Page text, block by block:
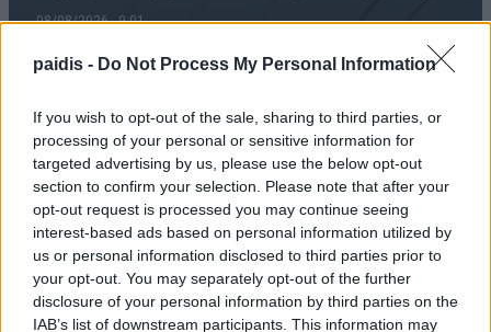
paidis - Do Not Process My Personal Information
If you wish to opt-out of the sale, sharing to third parties, or
processing of your personal or sensitive information for
targeted advertising by us, please use the below opt-out
section to confirm your selection. Please note that after your
opt-out request is processed you may continue seeing
interest-based ads based on personal information utilized by
us or personal information disclosed to third parties prior to
your opt-out. You may separately opt-out of the further
disclosure of your personal information by third parties on the
IAB’s list of downstream participants. This information may
08/08/2026 , 9:01
Δύο ξεχωριστές εκδηλώσεις από τον
Πολιτιστικό Σύλλογο Κουτσουπιάς την
Κυριακή 9 Αυγούστου
08/08/2026 , 8:54
Ε. Λιακούλη: Το σκάνδαλο των
υποκλοπών δεν μπορεί να μείνει στο
σκοτάδι ενός αρχείου